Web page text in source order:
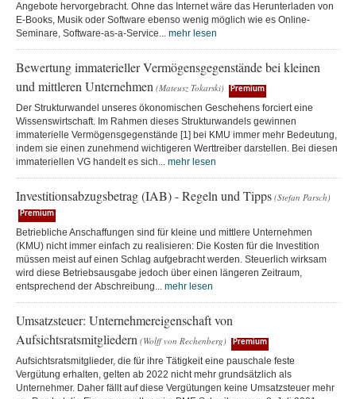
Angebote hervorgebracht. Ohne das Internet wäre das Herunterladen von
E-Books, Musik oder Software ebenso wenig möglich wie es Online-
Seminare, Software-as-a-Service... mehr lesen
Bewertung immaterieller Vermögensgegenstände bei kleinen
und mittleren Unternehmen (Mateusz Tokarski) Premium
Der Strukturwandel unseres ökonomischen Geschehens forciert eine
Wissenswirtschaft. Im Rahmen dieses Strukturwandels gewinnen
immaterielle Vermögensgegenstände [1] bei KMU immer mehr Bedeutung,
indem sie einen zunehmend wichtigeren Werttreiber darstellen. Bei diesen
immateriellen VG handelt es sich... mehr lesen
Investitionsabzugsbetrag (IAB) - Regeln und Tipps (Stefan Parsch)
Premium
Betriebliche Anschaffungen sind für kleine und mittlere Unternehmen
(KMU) nicht immer einfach zu realisieren: Die Kosten für die Investition
müssen meist auf einen Schlag aufgebracht werden. Steuerlich wirksam
wird diese Betriebsausgabe jedoch über einen längeren Zeitraum,
entsprechend der Abschreibung... mehr lesen
Umsatzsteuer: Unternehmereigenschaft von
Aufsichtsratsmitgliedern (Wolff von Rechenberg) Premium
Aufsichtsratsmitglieder, die für ihre Tätigkeit eine pauschale feste
Vergütung erhalten, gelten ab 2022 nicht mehr grundsätzlich als
Unternehmer. Daher fällt auf diese Vergütungen keine Umsatzsteuer mehr